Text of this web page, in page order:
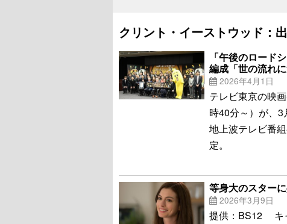
クリント・イーストウッド：
「午後のロード
編成「世の流れに
2026年4月1日
テレビ東京の映
時40分～）が、
地上波テレビ番
定。
等身大のスター
2026年3月9日
提供：BS12 キ